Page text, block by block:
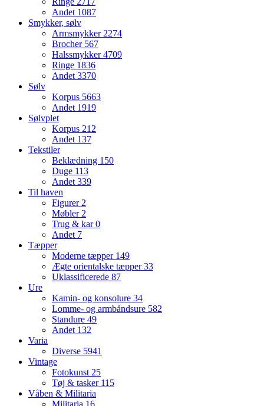
Andet 1087
Smykker, sølv
Armsmykker 2274
Brocher 567
Halssmykker4709
Ringe 1836
Andet 3370
Sølv
Korpus 5663
Andet 1919
Sølvplet
Korpus 212
Andet 137
Tekstiler
Beklædning 150
Duge 113
Andet 339
Til haven
Figurer 2
Møbler 2
Trug & kar0
Andet 7
Tæpper
Moderne tæpper 149
Ægte orientalske tæpper33
Uklassificerede 87
Ure
Kamin- og konsolure 34
Lomme- og armbåndsure 582
Standure 49
Andet 132
Varia
Diverse 5941
Vintage
Fotokunst 25
Tøj & tasker 115
Våben & Militaria